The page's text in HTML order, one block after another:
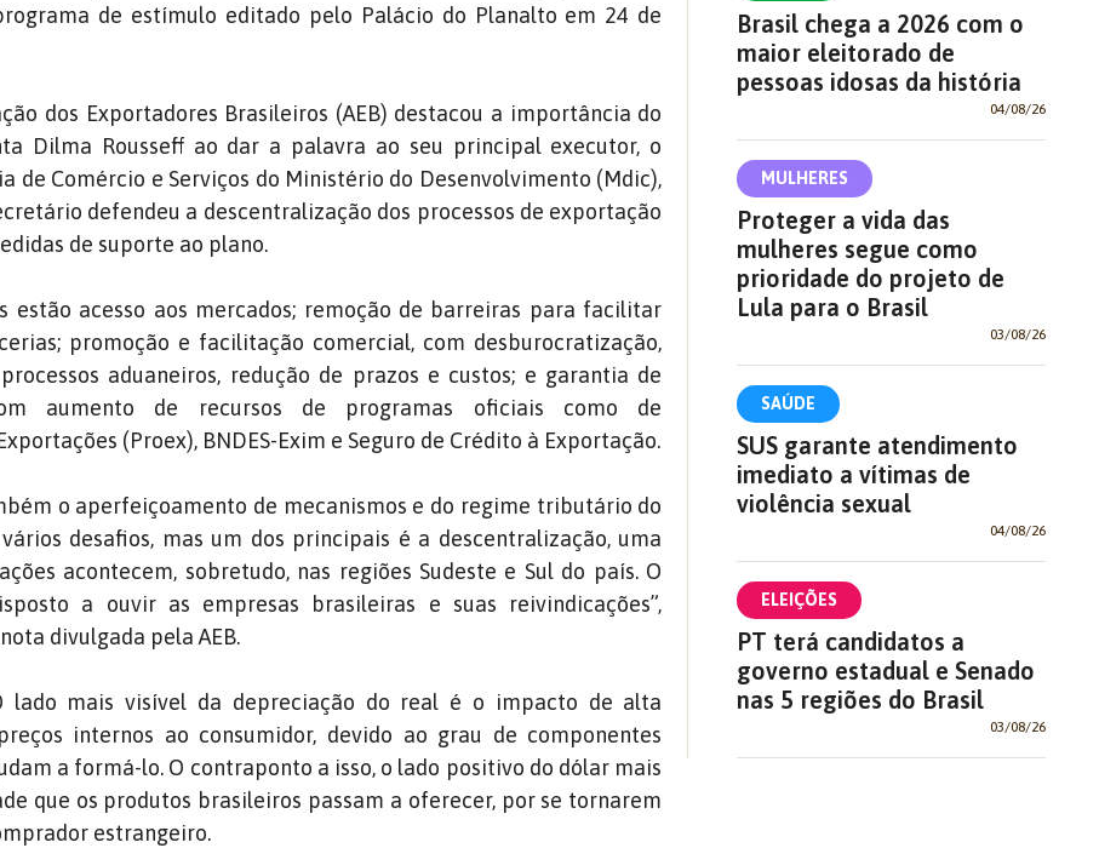
de estímulo editado pelo Palácio do Planalto em 24 de
dos Exportadores Brasileiros (AEB) destacou a importância do
Dilma Rousseff ao dar a palavra ao seu principal executor, o
de Comércio e Serviços do Ministério do Desenvolvimento (Mdic),
defendeu a descentralização dos processos de exportação
de suporte ao plano.
estão acesso aos mercados; remoção de barreiras para facilitar
promoção e facilitação comercial, com desburocratização,
aduaneiros, redução de prazos e custos; e garantia de
aumento de recursos de programas oficiais como de
(Proex), BNDES-Exim e Seguro de Crédito à Exportação.
o aperfeiçoamento de mecanismos e do regime tributário do
desafios, mas um dos principais é a descentralização, uma
acontecem, sobretudo, nas regiões Sudeste e Sul do país. O
a ouvir as empresas brasileiras e suas reivindicações”,
divulgada pela AEB.
lado mais visível da depreciação do real é o impacto de alta
internos ao consumidor, devido ao grau de componentes
a formá-lo. O contraponto a isso, o lado positivo do dólar mais
que os produtos brasileiros passam a oferecer, por se tornarem
estrangeiro.
Brasil chega a 2026 com o
maior eleitorado de
pessoas idosas da história
04/08/26
MULHERES
Proteger a vida das
mulheres segue como
prioridade do projeto de
Lula para o Brasil
03/08/26
SAÚDE
SUS garante atendimento
imediato a vítimas de
violência sexual
04/08/26
ELEIÇÕES
PT terá candidatos a
governo estadual e Senado
nas 5 regiões do Brasil
03/08/26